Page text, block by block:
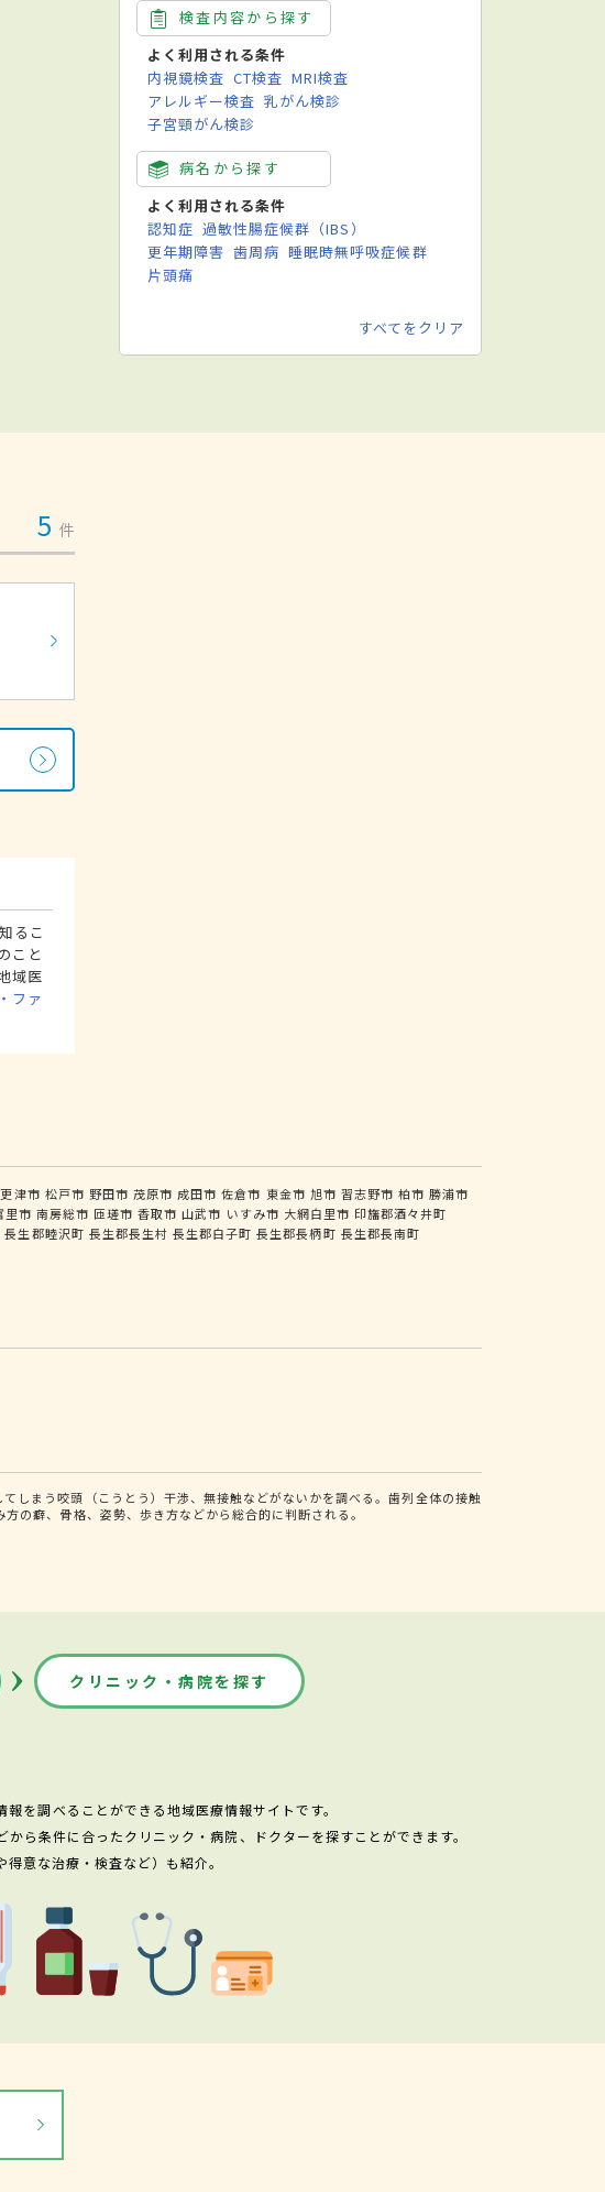
検査内容から探す
よく利用される条件
内視鏡検査 CT検査 MRI検査
アレルギー検査 乳がん検診
子宮頸がん検診
病名から探す
よく利用される条件
認知症 過敏性腸症候群（IBS）
更年期障害 歯周病 睡眠時無呼吸症候群
片頭痛
すべてをクリア
5 件
るこ
こと
域医
ファ
津市 松戸市 野田市 茂原市 成田市 佐倉市 東金市 旭市 習志野市 柏市 勝浦市
里市 南房総市 匝瑳市 香取市 山武市 いすみ市 大網白里市 印旛郡酒々井町
長生郡睦沢町 長生郡長生村 長生郡白子町 長生郡長柄町 長生郡長南町
しまう咬頭（こうとう）干渉、無接触などがないかを調べる。歯列全体の接触
の癖、骨格、姿勢、歩き方などから総合的に判断される。
クリニック・病院を探す
を調べることができる地域医療情報サイトです。
ら条件に合ったクリニック・病院、ドクターを探すことができます。
意な治療・検査など）も紹介。